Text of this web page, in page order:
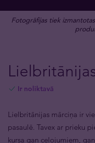
Fotogrāfijas tiek
Ir noliktavā
Lielbritānijas mārciņa ir
pasaulē. Tavex ar prieku
kursa gan ceļojumiem,